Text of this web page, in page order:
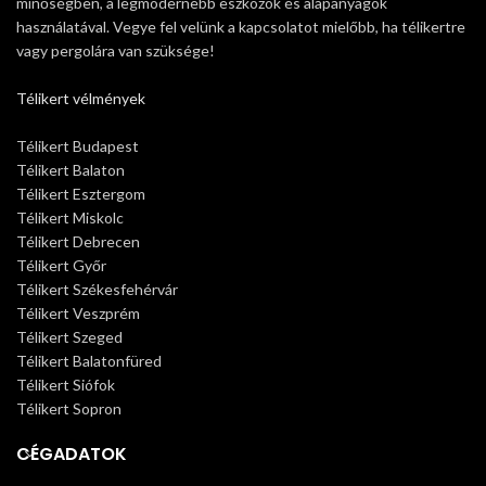
használatával. Vegye fel velünk a kapcsolatot mielőbb, ha télikertre
vagy pergolára van szüksége!
Télikert vélmények
Télikert Budapest
Télikert Balaton
Télikert Esztergom
Télikert Miskolc
Télikert Debrecen
Télikert Győr
Télikert Székesfehérvár
Télikert Veszprém
Télikert Szeged
Télikert Balatonfüred
Télikert Siófok
Télikert Sopron
CÉGADATOK